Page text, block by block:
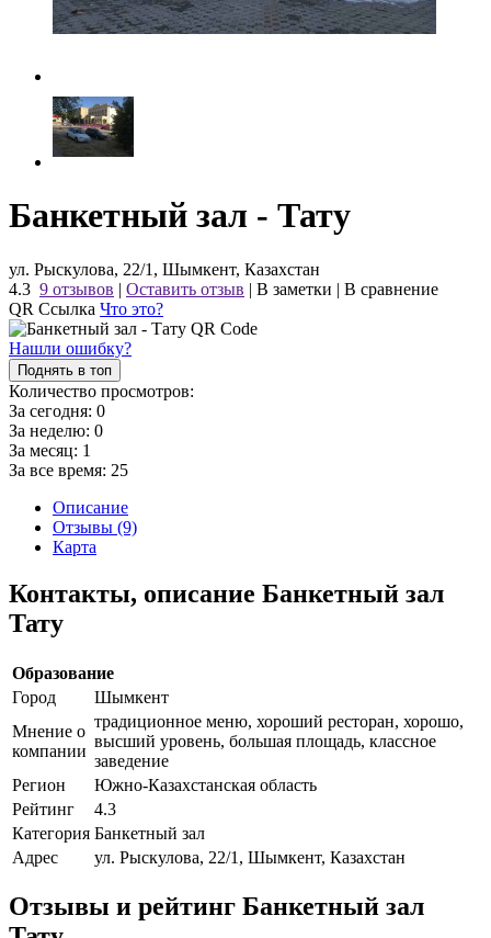
Банкетный зал - Тату
ул. Рыскулова, 22/1, Шымкент, Казахстан
4.3 9 отзывов | Оставить отзыв | В заметки | В сравнение
QR Ссылка Что это?
Нашли ошибку?
Поднять в топ
Количество просмотров:
За сегодня: 0
За неделю: 0
За месяц: 1
За все время: 25
Описание
Отзывы (9)
Карта
Контакты, описание Банкетный зал
Тату
Образование
Город
Шымкент
Мнение о
компании
традиционное меню, хороший ресторан, хорошо,
высший уровень, большая площадь, классное
заведение
Регион
Южно-Казахстанская область
Рейтинг
4.3
Категория Банкетный зал
Адрес
ул. Рыскулова, 22/1, Шымкент, Казахстан
Отзывы и рейтинг Банкетный зал